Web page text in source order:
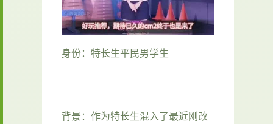
身份：特长生平民男学生
背景：作为特长生混入了最近刚改